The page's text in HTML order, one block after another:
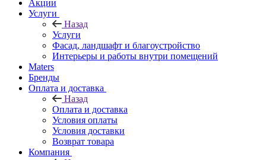
Акции
Услуги
Назад
Услуги
Фасад, ландшафт и благоустройство
Интерьеры и работы внутри помещений
Maters
Бренды
Оплата и доставка
Назад
Оплата и доставка
Условия оплаты
Условия доставки
Возврат товара
Компания